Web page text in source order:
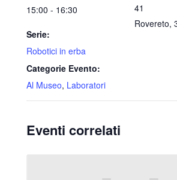
15:00 - 16:30
Serie:
Robotici in erba
Categorie Evento:
Al Museo, Laboratori
41
Rovereto,
Eventi correlati